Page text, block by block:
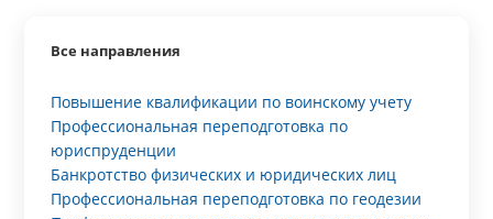
Все направления
Повышение квалификации по воинскому учету
Профессиональная переподготовка по
юриспруденции
Банкротство физических и юридических лиц
Профессиональная переподготовка по геодезии